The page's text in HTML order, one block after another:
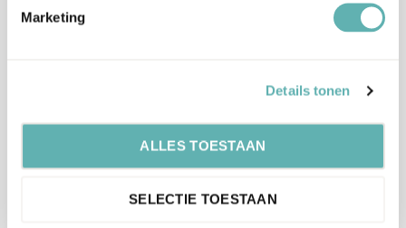
Marketing
Details tonen
ALLES TOESTAAN
SELECTIE TOESTAAN
Allergenen
Kan sporen bevatten van Noten.
Dit product is Halal gecertificeerd.
EAN 8720143515378